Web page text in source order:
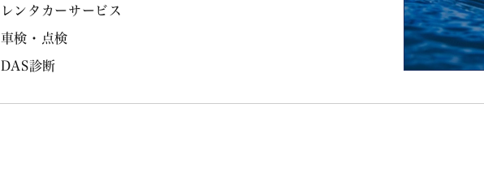
レンタカーサービス
車検・点検
DAS診断